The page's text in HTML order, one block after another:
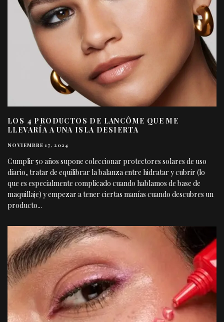
LOS 4 PRODUCTOS DE LANCÔME QUE ME
LLEVARÍA A UNA ISLA DESIERTA
NOVIEMBRE 17, 2024
Cumplir 50 años supone coleccionar protectores solares de uso
diario, tratar de equilibrar la balanza entre hidratar y cubrir (lo
que es especialmente complicado cuando hablamos de base de
maquillaje) y empezar a tener ciertas manías cuando descubres un
producto...